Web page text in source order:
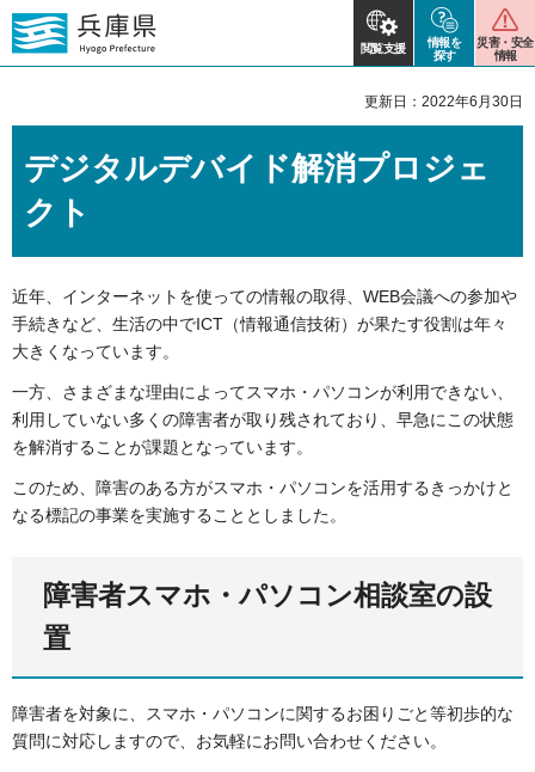
閲覧支援
情報を
探す
災害・安全
情報
更新日：2022年6月30日
デジタルデバイド解消プロジェ
クト
近年、インターネットを使っての情報の取得、WEB会議への参加や
手続きなど、生活の中でICT（情報通信技術）が果たす役割は年々
大きくなっています。
一方、さまざまな理由によってスマホ・パソコンが利用できない、
利用していない多くの障害者が取り残されており、早急にこの状態
を解消することが課題となっています。
このため、障害のある方がスマホ・パソコンを活用するきっかけと
なる標記の事業を実施することとしました。
障害者スマホ・パソコン相談室の設
置
障害者を対象に、スマホ・パソコンに関するお困りごと等初歩的な
質問に対応しますので、お気軽にお問い合わせください。